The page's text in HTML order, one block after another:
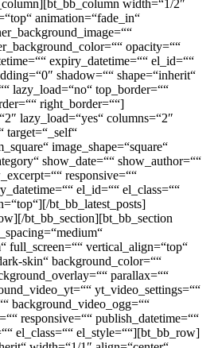
width=“1/2″
animation=“fade_in“
opacity=““
expiry_datetime=““ el_id=““
shadow=““ shape=“inherit“
lazy_load=“no“ top_border=““
right_border=““]
lazy_load=“yes“ columns=“2″
target=“_self“
image_shape=“square“
show_date=““ show_author=““
responsive=““
el_id=““ el_class=““
bt_bb_latest_posts]
bt_bb_section][bt_bb_section
full_screen=““ vertical_align=“top“
skin“ background_color=““
parallax=““
yt_video_settings=““
background_video_ogg=““
responsive=““ publish_datetime=““
el_class=““ el_style=““][bt_bb_row]